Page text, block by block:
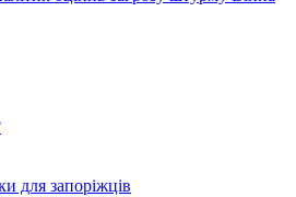
для запоріжців